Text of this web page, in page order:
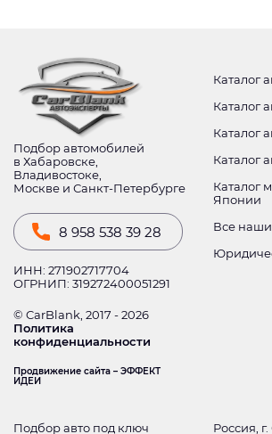
Подбор автомобилей
в Хабаровске,
Владивостоке,
Москве и Санкт-Петербурге
8 958 538 39 28
ИНН: 271902717704
ОГРНИП: 319272400051291
© CarBlank, 2017 - 2026
Политика
конфиденциальности
Продвижение сайта – ЭФФЕКТ
ИДЕИ
Каталог
Каталог
Каталог
Каталог
Каталог
Японии
Все наши
Подбор авто под ключ Россия,